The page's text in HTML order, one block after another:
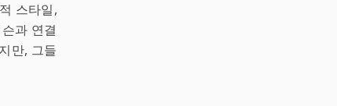
스타일,
과 연결
만, 그들